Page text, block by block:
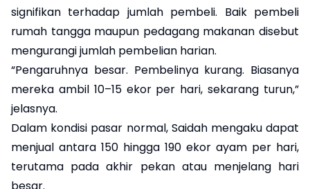
signifikan terhadap jumlah pembeli. Baik pembeli
rumah tangga maupun pedagang makanan disebut
mengurangi jumlah pembelian harian.
“Pengaruhnya besar. Pembelinya kurang. Biasanya
mereka ambil 10–15 ekor per hari, sekarang turun,”
jelasnya.
Dalam kondisi pasar normal, Saidah mengaku dapat
menjual antara 150 hingga 190 ekor ayam per hari,
terutama pada akhir pekan atau menjelang hari
besar.